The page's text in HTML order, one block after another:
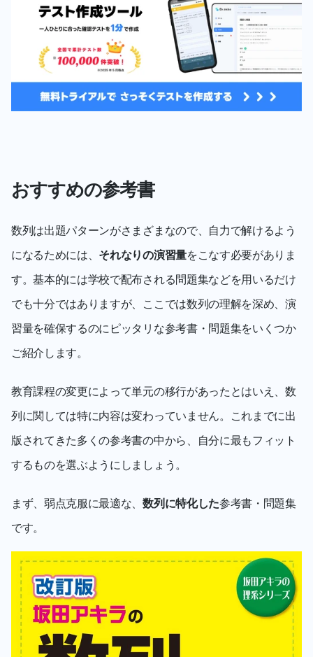
おすすめの参考書
数列は出題パターンがさまざまなので、自力で解けるよう
になるためには、 それなりの演習量をこなす必要がありま
す。基本的には学校で配布される問題集などを用いるだけ
でも十分ではありますが、ここでは数列の理解を深め、演
習量を確保するのにピッタリな参考書・問題集をいくつか
ご紹介します。
教育課程の変更によって単元の移行があったとはいえ、数
列に関しては特に内容は変わっていません。これまでに出
版されてきた多くの参考書の中から、自分に最もフィット
するものを選ぶようにしましょう。
まず、弱点克服に最適な、数列に特化した参考書・問題集
です。